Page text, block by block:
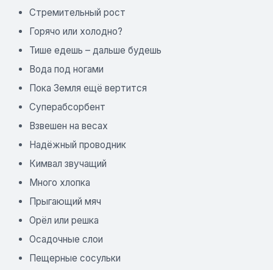
Стремительный рост
Горячо или холодно?
Тише едешь – дальше будешь
Вода под ногами
Пока Земля ещё вертится
Суперабсорбент
Взвешен на весах
Надёжный проводник
Кимвал звучащий
Много хлопка
Прыгающий мяч
Орёл или решка
Осадочные слои
Пещерные сосульки